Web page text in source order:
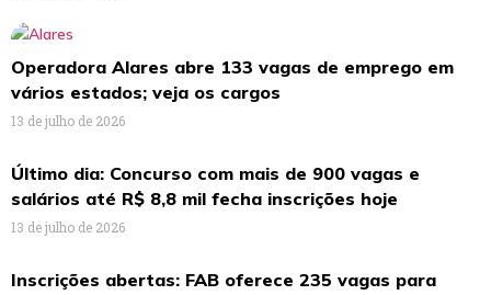
Operadora Alares abre 133 vagas de emprego em
vários estados; veja os cargos
13 de julho de 2026
Último dia: Concurso com mais de 900 vagas e
salários até R$ 8,8 mil fecha inscrições hoje
13 de julho de 2026
Inscrições abertas: FAB oferece 235 vagas para